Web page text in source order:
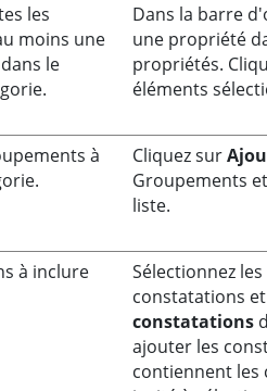
les
moins une
le
Dans la barre
une propriété
propriétés.
éléments
à
Cliquez sur
Groupements
liste.
à inclure
Sélectionnez
constatations
constatations
ajouter les
contiennent les